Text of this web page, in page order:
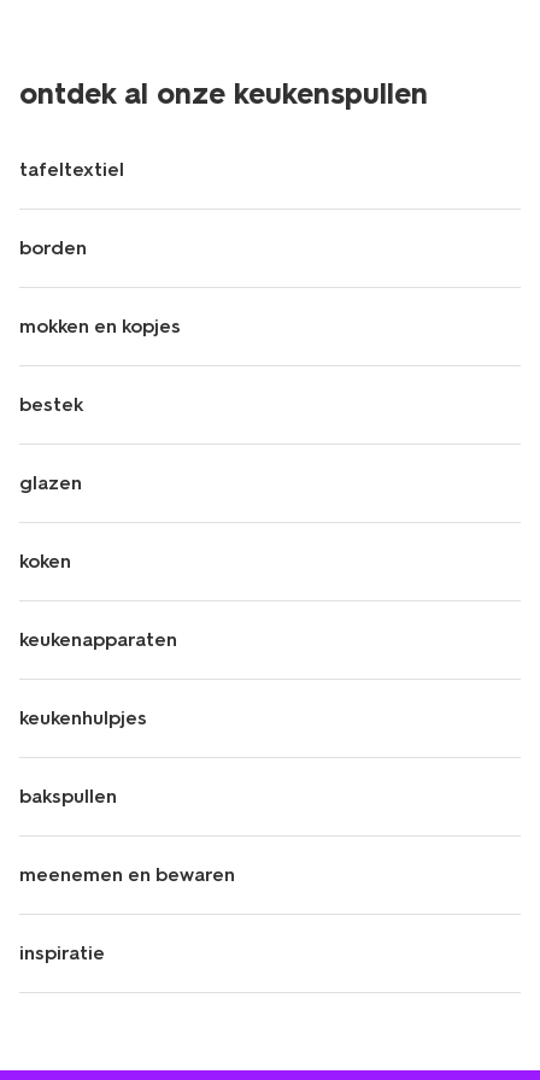
ontdek al onze keukenspullen
tafeltextiel
borden
mokken en kopjes
bestek
glazen
koken
keukenapparaten
keukenhulpjes
bakspullen
meenemen en bewaren
inspiratie